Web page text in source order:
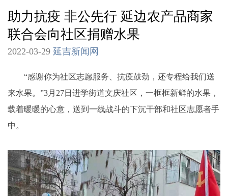
助力抗疫 非公先行 延边农产品商家
联合会向社区捐赠水果
2022-03-29 延吉新闻网
“感谢你为社区志愿服务、抗疫鼓劲，还专程给我们送
来水果。”3月27日进学街道文庆社区，一框框新鲜的水果，
载着暖暖的心意，送到一线战斗的下沉干部和社区志愿者手
中。